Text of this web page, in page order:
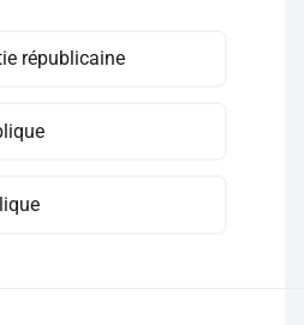
républicaine